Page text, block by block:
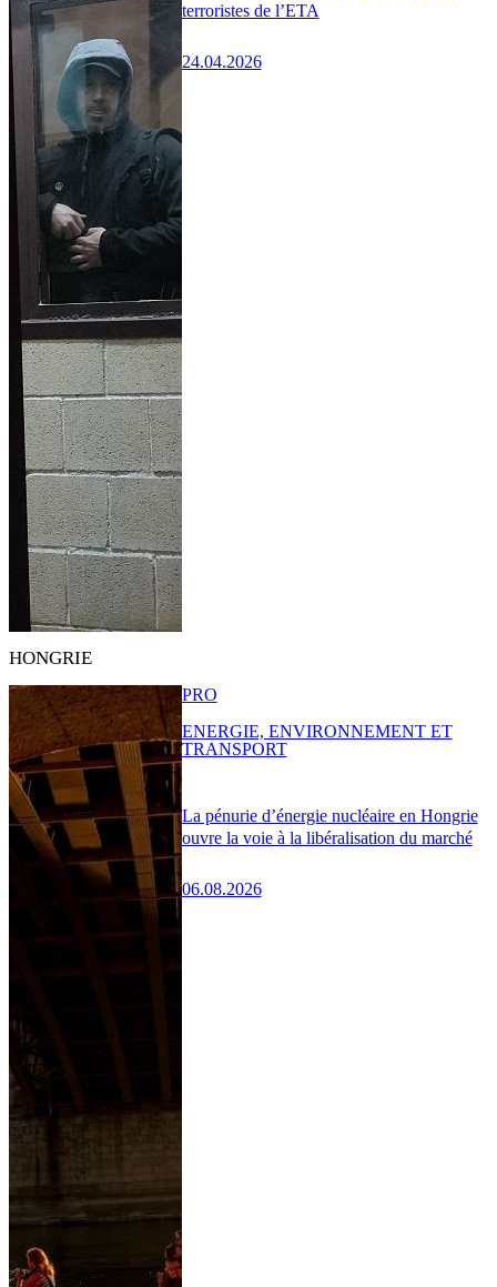
terroristes de l’ETA
24.04.2026
HONGRIE
La pénurie d’énergie nucléaire en Hongrie
ouvre la voie à la libéralisation du marché
06.08.2026
PRO
ENERGIE, ENVIRONNEMENT ET
TRANSPORT